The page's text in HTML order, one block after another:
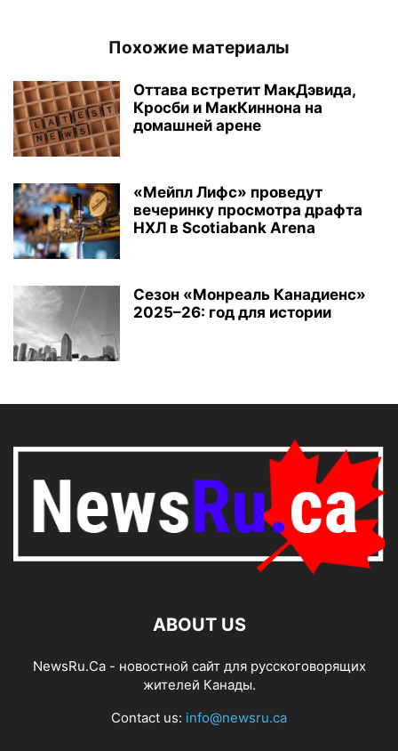
Похожие материалы
Оттава встретит МакДэвида,
Кросби и МакКиннона на
домашней арене
«Мейпл Лифс» проведут
вечеринку просмотра драфта
НХЛ в Scotiabank Arena
Сезон «Монреаль Канадиенс»
2025–26: год для истории
ABOUT US
NewsRu.Ca - новостной сайт для русскоговорящих
жителей Канады.
Contact us: info@newsru.ca